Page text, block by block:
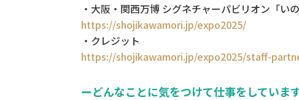
・大阪・関西万博 シグネチャーパビリオン「い
https://shojikawamori.jp/expo2025/
・クレジット
https://shojikawamori.jp/expo2025/staff-
ーどんなことに気をつけて仕事をしていま